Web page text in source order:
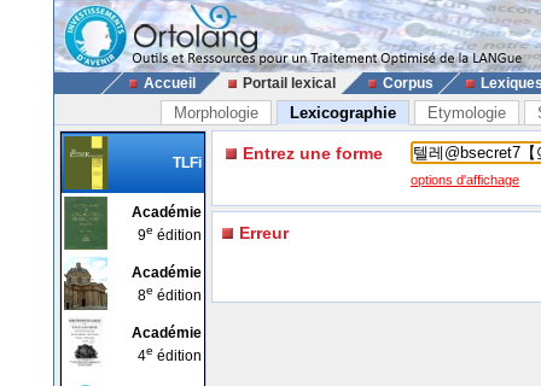
Accueil Portail lexical Corpus
Morphologie Lexicographie Etymologie
TLFi
Académie
9e édition
Académie
8e édition
Académie
4e édition
Entrez une forme
options d'affichage
Erreur